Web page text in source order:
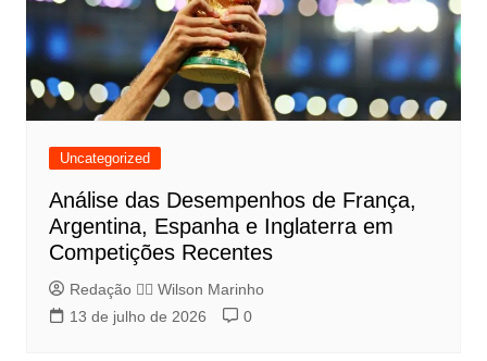
Uncategorized
Análise das Desempenhos de França,
Argentina, Espanha e Inglaterra em
Competições Recentes
Redação 👨‍⚖️​ Wilson Marinho
13 de julho de 2026
0